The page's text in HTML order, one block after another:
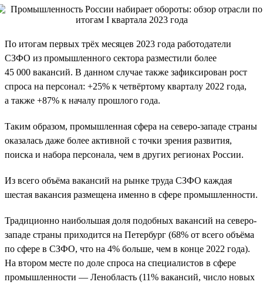
По итогам первых трёх месяцев 2023 года работодатели
СЗФО из промышленного сектора разместили более
45 000 вакансий. В данном случае также зафиксирован рост
спроса на персонал: +25% к четвёртому кварталу 2022 года,
а также +87% к началу прошлого года.
Таким образом, промышленная сфера на северо-западе страны
оказалась даже более активной с точки зрения развития,
поиска и набора персонала, чем в других регионах России.
Из всего объёма вакансий на рынке труда СЗФО каждая
шестая вакансия размещена именно в сфере промышленности.
Традиционно наибольшая доля подобных вакансий на северо-
западе страны приходится на Петербург (68% от всего объёма
по сфере в СЗФО, что на 4% больше, чем в конце 2022 года).
На втором месте по доле спроса на специалистов в сфере
промышленности — Ленобласть (11% вакансий, число новых